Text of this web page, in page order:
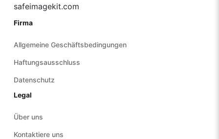
safeimagekit.com
Firma
Allgemeine Geschäftsbedingungen
Haftungsausschluss
Datenschutz
Legal
Über uns
Kontaktiere uns